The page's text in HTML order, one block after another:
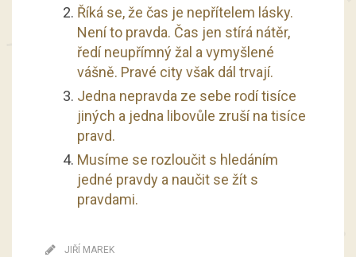
Říká se, že čas je nepřítelem lásky.
Není to pravda. Čas jen stírá nátěr,
ředí neupřímný žal a vymyšlené
vášně. Pravé city však dál trvají.
Jedna nepravda ze sebe rodí tisíce
jiných a jedna libovůle zruší na tisíce
pravd.
Musíme se rozloučit s hledáním
jedné pravdy a naučit se žít s
pravdami.
JIŘÍ MAREK